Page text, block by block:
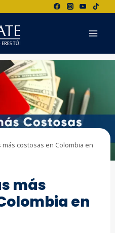
más costosas en Colombia en
más
en